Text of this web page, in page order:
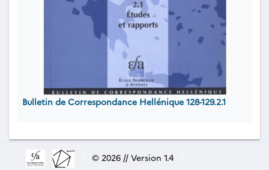
Bulletin de Correspondance Hellénique 128-129.2.1
© 2026 // Version 1.4